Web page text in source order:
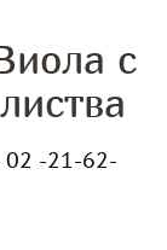
с
02 -21-62-